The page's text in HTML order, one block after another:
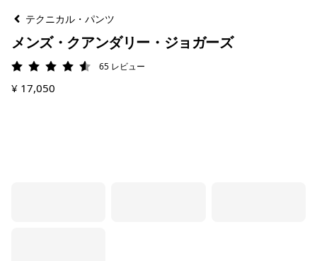
テクニカル・パンツ
メンズ・クアンダリー・ジョガーズ
評価: 4.5 / 5
65 レビュー
¥ 17,050